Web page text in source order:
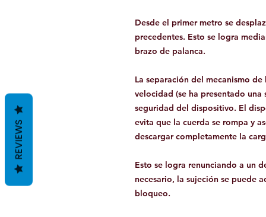
Desde el primer metro se
precedentes. Esto se logra
brazo de palanca.
La separación del mecanismo
velocidad (se ha presentado
seguridad del dispositivo. El
evita que la cuerda se rompa y
descargar completamente la
Esto se logra renunciando a un
necesario, la sujeción se puede
bloqueo.
REVIEWS